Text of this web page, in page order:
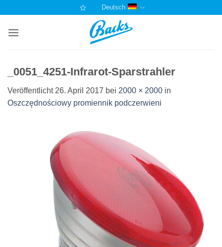
springen
Deutsch
_0051_4251-Infrarot-Sparstrahler
Veröffentlicht 26. April 2017 bei 2000 × 2000 in
Oszczędnościowy promiennik podczerwieni